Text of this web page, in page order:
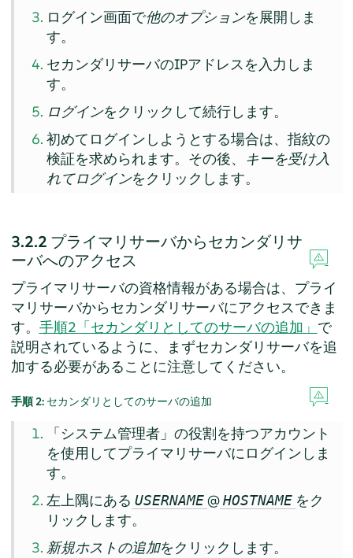
ログイン画面で他のオプションを展開しま
す。
セカンダリサーバのIPアドレスを入力しま
す。
ログインをクリックして続行します。
初めてログインしようとする場合は、指紋の
検証を求められます。その後、 キーを受け入
れてログインをクリックします。
3.2.2 プライマリサーバからセカンダリサ
ーバへのアクセス
プライマリサーバの資格情報がある場合は、プライ
マリサーバからセカンダリサーバにアクセスできま
す。 手順2「セカンダリとしてのサーバの追加」 で
説明されているように、まずセカンダリサーバを追
加する必要があることに注意してください。
手順 2: セカンダリとしてのサーバの追加
「システム管理者」の役割を持つアカウント
を使用してプライマリサーバにログインしま
す。
左上隅にある USERNAME@HOSTNAME をク
リックします。
新規ホストの追加をクリックします。